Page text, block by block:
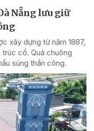
Nẵng lưu giữ
xây dựng từ năm 1887,
trúc cổ. Quả chuông
súng thần công.